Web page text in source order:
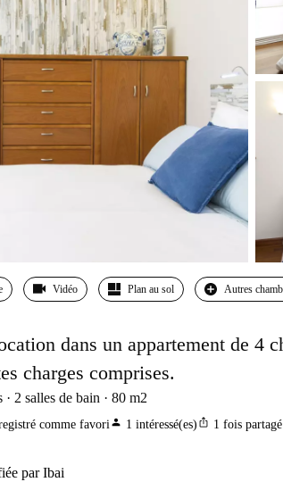
Vidéo Plan au sol Autres
dans un appartement de 4
charges comprises.
2 salles de bain 80 m2
comme favoriperson 1 intéressé(es) ios_share 1 fois partagé
par Ibai